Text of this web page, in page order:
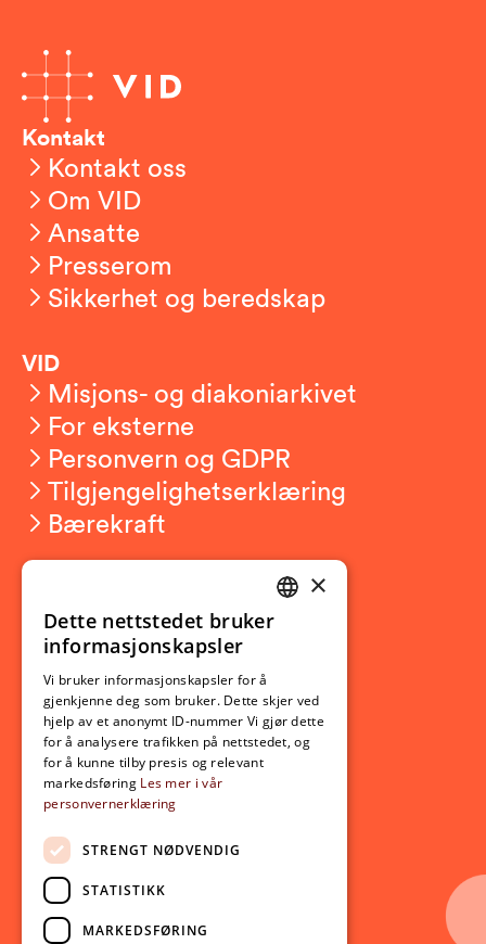
Kontakt
Kontakt oss
Om VID
Ansatte
Presserom
Sikkerhet og beredskap
VID
Misjons- og diakoniarkivet
For eksterne
Personvern og GDPR
Tilgjengelighetserklæring
Bærekraft
Ny student
Utveksling
Opptak
Lov- og regelverk
Aktuelt
Nyheter
Arrangementer
Nyhetsbrev
Ledige stillinger
NORWEGIAN
×
Dette nettstedet bruker
informasjonskapsler
Vi bruker informasjonskapsler for å
gjenkjenne deg som bruker. Dette skjer ved
hjelp av et anonymt ID-nummer Vi gjør dette
for å analysere trafikken på nettstedet, og
for å kunne tilby presis og relevant
markedsføring Les mer i vår
personvernerklæring
STRENGT NØDVENDIG
STATISTIKK
MARKEDSFØRING